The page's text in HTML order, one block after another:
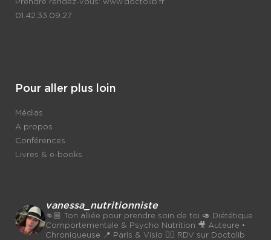
Prendre rendez-vous: www.doctolib.fr
01.42.33.09.27
Pour aller plus loin
Médias
A propos
Conférences
Livres & e-books
vanessa_nutritionniste
👊🏼 Ton alliée pour prendre soin de toi 🥑 Diététique
Comportementale & Psycho Nutrition 🎥 Auteure •
Chroniqueuse 📍 Paris & Visio 👉🏼 RDV sur Doctolib